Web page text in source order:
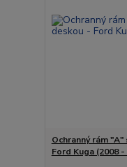
Ochranný rám
Ford Kuga (2008 -